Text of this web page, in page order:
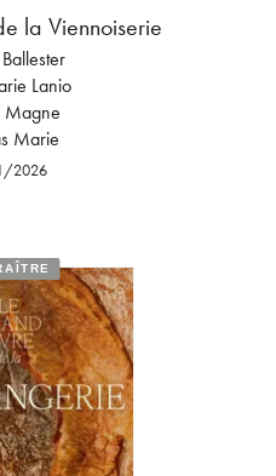
la Viennoiserie
Lanio
Marie
2026